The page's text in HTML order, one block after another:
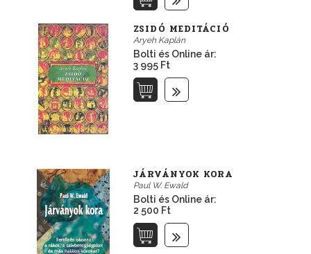
ZSIDÓ MEDITÁCIÓ
Aryeh Kaplán
Bolti és Online ár:
3 995 Ft
JÁRVÁNYOK KORA
Paul W. Ewald
Bolti és Online ár:
2 500 Ft